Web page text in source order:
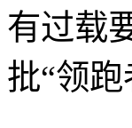
有过载
批“领